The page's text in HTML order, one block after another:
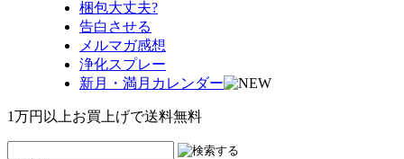
梱包大丈夫?
告白させる
メルマガ感想
浄化スプレー
新月・満月カレンダー
1万円以上お買上げで送料無料